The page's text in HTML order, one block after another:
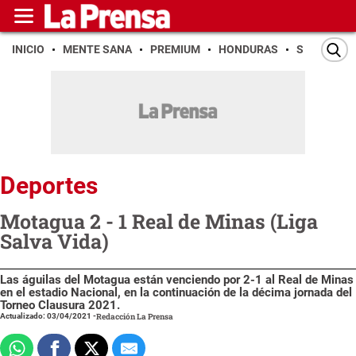
INICIO MENTE SANA PREMIUM HONDURAS SAN PEDRO
Deportes
Motagua 2 - 1 Real de Minas (Liga
Salva Vida)
Las águilas del Motagua están venciendo por 2-1 al Real de Minas
en el estadio Nacional, en la continuación de la décima jornada del
Torneo Clausura 2021.
Actualizado: 03/04/2021 -Redacción La Prensa